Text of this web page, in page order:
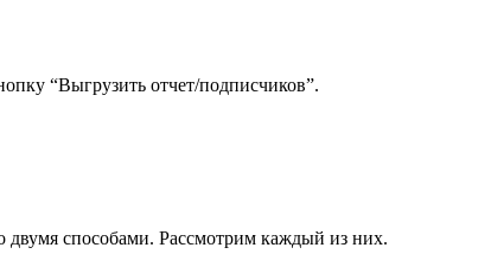
“Выгрузить отчет/подписчиков”.
двумя способами. Рассмотрим каждый из них.